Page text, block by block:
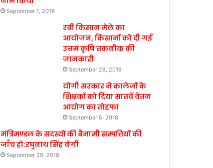
September 1, 2018
रबी किसान मेले का
आयोजन, किसानों को दी गई
उत्तम कृषि तकनीक की
जानकारी
September 28, 2018
योगी सरकार ने कालेजों के
शिक्षकों को दिया सातवें वेतन
आयोग का तोहफा
September 5, 2018
मंत्रिमण्डल के सदस्यों की बैनामी सम्पत्तियों की
जाँच हो:रघुनाथ सिंह नेगी
September 20, 2018